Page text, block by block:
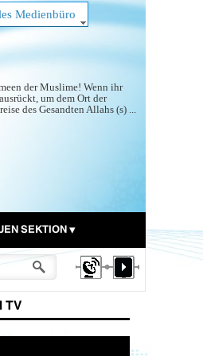
Medienbüro
der Muslime! Wenn ihr
um dem Ort der
des Gesandten Allahs (s) ...
SEKTION
TV